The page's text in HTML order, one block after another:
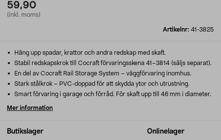
59,90
(inkl. moms)
Artikelnr: 41-3825
Butikslager Onlinelager
Häng upp spadar, krattor och andra redskap med skaft.
Stabil redskapskrok till Cocraft förvaringsskena 41–3814 (säljs separat).
En del av Cocraft Rail Storage System – väggförvaring inomhus.
Stark stålkrok – PVC-doppad för att skydda ytor och utrustning.
Smart förvaring i garage och förråd. För skaft upp till 46 mm i diameter.
Mer information